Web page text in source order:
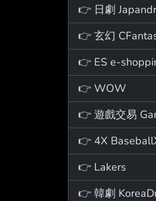
👉 日劇
👉 玄幻
👉 ES e-
👉 WOW
👉 遊戲交易
👉 4X
👉 Lakers
👉 韓劇